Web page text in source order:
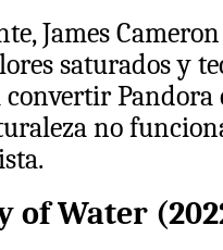
James
saturados y
Pandora
no
of Water